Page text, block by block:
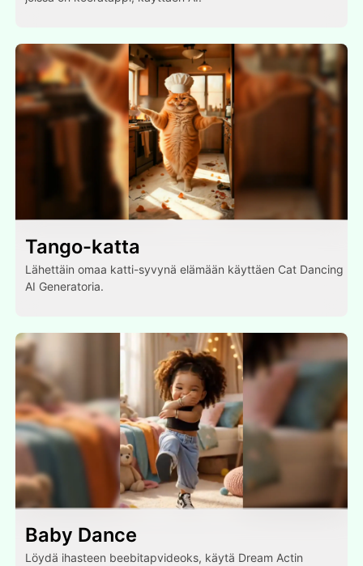
Tango-katta
Lähettäin omaa katti-syvynä elämään käyttäen Cat Dancing
AI Generatoria.
Baby Dance
Löydä ihasteen beebitapvideoks, käytä Dream Actin